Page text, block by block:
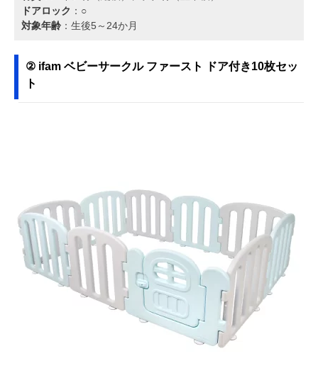
ドアロック ：○
対象年齢 ：生後5～24か月
② ifam ベビーサークル ファースト ドア付き10枚セッ
ト